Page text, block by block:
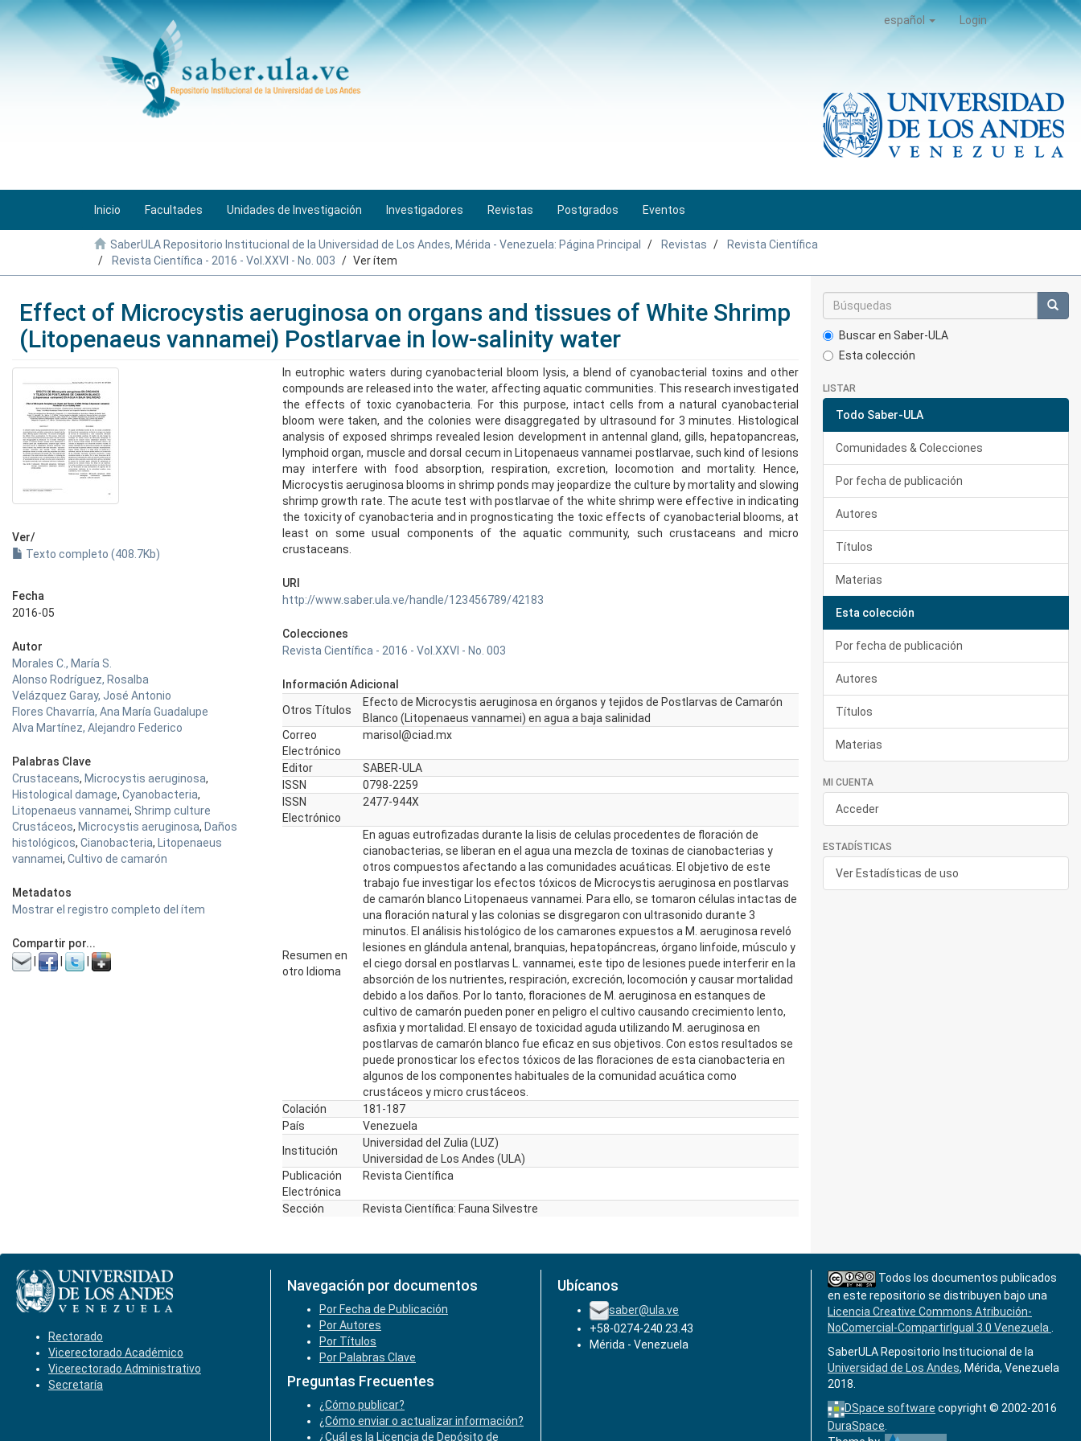
español Login
Inicio Facultades Unidades de Investigación Investigadores Revistas Postgrados Eventos
SaberULA Repositorio Institucional de la Universidad de Los Andes, Mérida - Venezuela: Página Principal Revistas
Revista Científica
Revista Científica - 2016 - Vol.XXVI - No. 003
Ver ítem
Effect of Microcystis aeruginosa on organs and tissues of White Shrimp
(Litopenaeus vannamei) Postlarvae in low-salinity water
Ver/
Texto completo (408.7Kb)
Fecha
2016-05
Autor
Morales C., María S.
Alonso Rodríguez, Rosalba
Velázquez Garay, José Antonio
Flores Chavarría, Ana María Guadalupe
Alva Martínez, Alejandro Federico
Palabras Clave
Crustaceans, Microcystis aeruginosa,
Histological damage, Cyanobacteria,
Litopenaeus vannamei, Shrimp culture
Crustáceos, Microcystis aeruginosa, Daños
histológicos, Cianobacteria,
Litopenaeus
vannamei, Cultivo de camarón
Metadatos
Mostrar el registro completo del ítem
Compartir por...
In eutrophic waters during cyanobacterial bloom lysis, a blend of cyanobacterial toxins and other
compounds are released into the water, affecting aquatic communities. This research investigated
the effects of toxic cyanobacteria. For this purpose, intact cells from a natural cyanobacterial
bloom were taken, and the colonies were disaggregated by ultrasound for 3 minutes. Histological
analysis of exposed shrimps revealed lesion development in antennal gland, gills, hepatopancreas,
lymphoid organ, muscle and dorsal cecum in Litopenaeus vannamei postlarvae, such kind of lesions
may interfere with food absorption, respiration, excretion, locomotion and mortality. Hence,
Microcystis aeruginosa blooms in shrimp ponds may jeopardize the culture by mortality and slowing
shrimp growth rate. The acute test with postlarvae of the white shrimp were effective in indicating
the toxicity of cyanobacteria and in prognosticating the toxic effects of cyanobacterial blooms, at
least on some usual components of the aquatic community, such crustaceans and micro
crustaceans.
URI
http://www.saber.ula.ve/handle/123456789/42183
Colecciones
Revista Científica - 2016 - Vol.XXVI - No. 003
Información Adicional
Otros Títulos
Efecto de Microcystis aeruginosa en órganos y tejidos de Postlarvas de Camarón
Blanco (Litopenaeus vannamei) en agua a baja salinidad
Correo
Electrónico
marisol@ciad.mx
Editor
SABER-ULA
ISSN
0798-2259
ISSN
Electrónico
2477-944X
Resumen en
otro Idioma
En aguas eutrofizadas durante la lisis de celulas procedentes de floración de
cianobacterias, se liberan en el agua una mezcla de toxinas de cianobacterias y
otros compuestos afectando a las comunidades acuáticas. El objetivo de este
trabajo fue investigar los efectos tóxicos de Microcystis aeruginosa en postlarvas
de camarón blanco Litopenaeus vannamei. Para ello, se tomaron células intactas de
una floración natural y las colonias se disgregaron con ultrasonido durante 3
minutos. El análisis histológico de los camarones expuestos a M. aeruginosa reveló
lesiones en glándula antenal, branquias, hepatopáncreas, órgano linfoide, músculo y
el ciego dorsal en postlarvas L. vannamei, este tipo de lesiones puede interferir en la
absorción de los nutrientes, respiración, excreción, locomoción y causar mortalidad
debido a los daños. Por lo tanto, floraciones de M. aeruginosa en estanques de
cultivo de camarón pueden poner en peligro el cultivo causando crecimiento lento,
asfixia y mortalidad. El ensayo de toxicidad aguda utilizando M. aeruginosa en
postlarvas de camarón blanco fue eficaz en sus objetivos. Con estos resultados se
puede pronosticar los efectos tóxicos de las floraciones de esta cianobacteria en
algunos de los componentes habituales de la comunidad acuática como
crustáceos y micro crustáceos.
Colación
181-187
País
Venezuela
Institución
Universidad del Zulia (LUZ)
Universidad de Los Andes (ULA)
Publicación
Electrónica
Revista Científica
Sección Revista Científica: Fauna Silvestre
Buscar en Saber-ULA
Esta colección
LISTAR
Todo Saber-ULA
Comunidades & Colecciones
Por fecha de publicación
Autores
Títulos
Materias
Esta colección
Por fecha de publicación
Autores
Títulos
Materias
MI CUENTA
Acceder
ESTADÍSTICAS
Ver Estadísticas de uso
Rectorado
Vicerectorado Académico
Vicerectorado Administrativo
Secretaría
Navegación por documentos
Por Fecha de Publicación
Por Autores
Por Títulos
Por Palabras Clave
Preguntas Frecuentes
¿Cómo publicar?
¿Cómo enviar o actualizar información?
¿Cuál es la Licencia de Depósito de
Ubícanos
saber@ula.ve
+58-0274-240.23.43
Mérida - Venezuela
Todos los documentos publicados
en este repositorio se distribuyen bajo una
Licencia Creative Commons Atribución-
NoComercial-CompartirIgual 3.0 Venezuela
SaberULA Repositorio Institucional de la
Universidad de Los Andes, Mérida, Venezuela
2018.
DSpace software copyright © 2002-2016
DuraSpace